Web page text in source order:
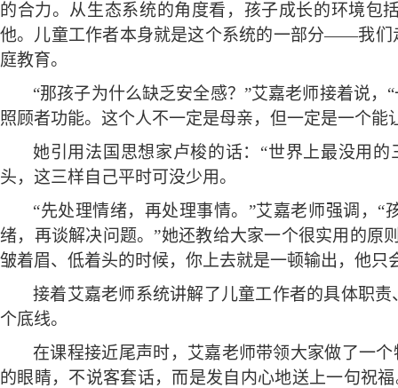
的合力。从生态系统的角度看，孩子成长的环境包
他。儿童工作者本身就是这个系统的一部分——我们
庭教育。
“那孩子为什么缺乏安全感？”艾嘉老师接着说
照顾者功能。这个人不一定是母亲，但一定是一个能
她引用法国思想家卢梭的话： “世界上最没用
头，这三样自己平时可没少用。
“先处理情绪，再处理事情。”艾嘉老师强调，
绪，再谈解决问题。”她还教给大家一个很实用的原
皱着眉、低着头的时候，你上去就是一顿输出，他只
接着艾嘉老师系统讲解了儿童工作者的具体职
个底线。
在课程接近尾声时，艾嘉老师带领大家做了一
的眼睛，不说客套话，而是发自内心地送上一句祝